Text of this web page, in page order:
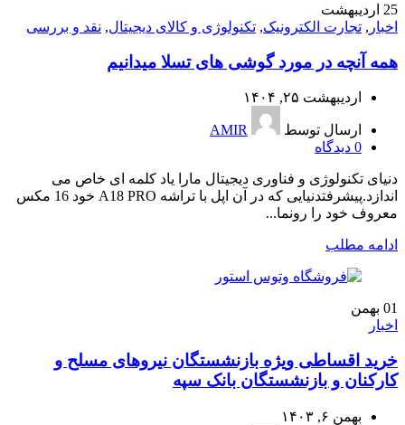
25 اردیبهشت
اخبار , تجارت الکترونیک, تکنولوژی و کالای دیجیتال, نقد و بررسی
همه آنچه در مورد گوشی های تسلا میدانیم
اردیبهشت ۲۵, ۱۴۰۴
ارسال توسط
AMIR
0 دیدگاه
دنیای تکنولوژی و فناوری دیجیتال مارا یاد کلمه ای خاص می
اندازد.پیشرفتدنیایی که در آن اپل با تراشه A18 PRO خود 16 مکس
معروف خود را رونما...
ادامه مطلب
01 بهمن
اخبار
خرید اقساطی ویژه بازنشستگان نیروهای مسلح و
کارکنان و بازنشستگان بانک سپه
بهمن ۶, ۱۴۰۳